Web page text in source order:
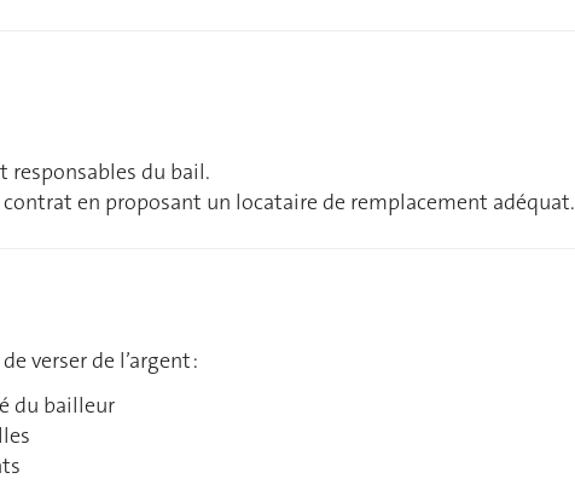
responsables du bail.
en proposant un locataire de remplacement adéquat.
verser de l’argent :
du bailleur